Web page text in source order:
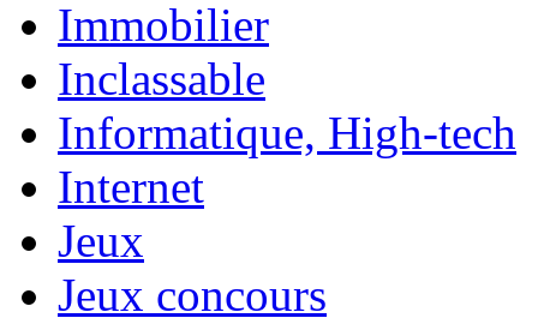
Immobilier
Inclassable
Informatique, High-tech
Internet
Jeux
Jeux concours